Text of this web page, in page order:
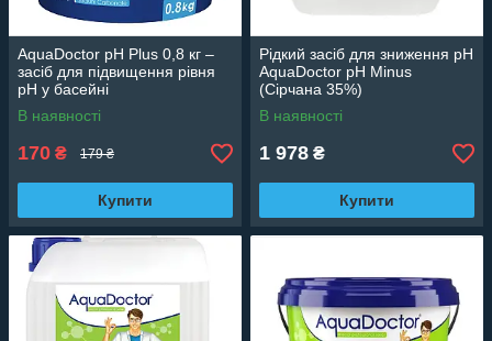
AquaDoctor pH Plus 0,8 кг –
засіб для підвищення рівня
pH у басейні
В наявності
170 ₴ 179 ₴
Купити
Рідкий засіб для зниження pH
AquaDoctor pH Minus
(Сірчана 35%)
В наявності
1 978 ₴
Купити